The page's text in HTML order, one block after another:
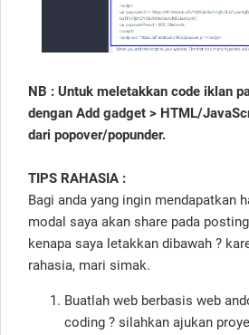
NB : Untuk meletakkan code iklan
dengan Add gadget > HTML/
dari popover/popunder.
TIPS RAHASIA :
Bagi anda yang ingin mendapatkan
modal saya akan share pada
kenapa saya letakkan dibawah ?
rahasia, mari simak.
Buatlah web berbasis web
coding ? silahkan ajukan